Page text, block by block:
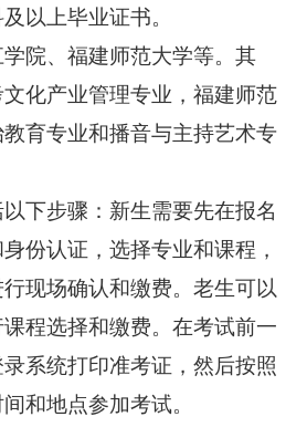
以上毕业证书。
院、福建师范大学等。其
化产业管理专业，福建师范
育专业和播音与主持艺术专
下步骤：新生需要先在报名
份认证，选择专业和课程，
现场确认和缴费。老生可以
程选择和缴费。在考试前一
系统打印准考证，然后按照
和地点参加考试。